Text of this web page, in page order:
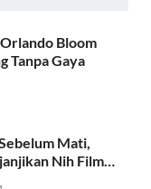
Bloom
Tanpa Gaya
Mati,
Nih Film…